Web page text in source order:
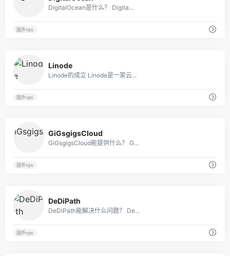
DigitalOcean是什么？ Digita...
国外vps
Linode
Linode的成立 Linode是一家云...
国外vps
GiGsgigsCloud
GiGsgigsCloud能提供什么？ G...
国外vps
DeDiPath
DeDiPath能解决什么问题？ De...
国外vps